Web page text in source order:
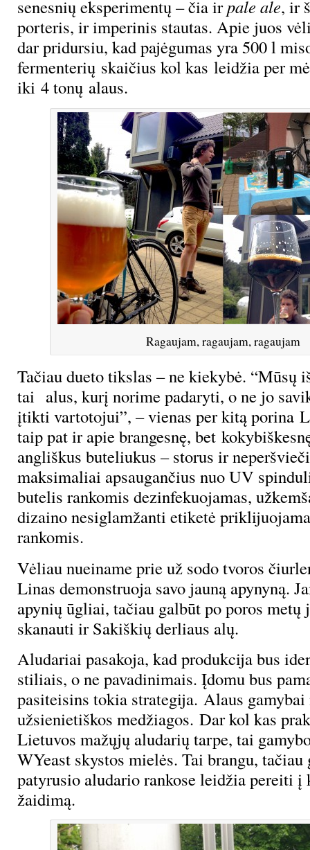
senesnių eksperimentų – čia irpale ale, ir
porteris, ir imperinis stautas. Apie juos
dar pridursiu, kad pajėgumas yra 500 l
fermenterių skaičius kol kas leidžia per
iki 4 tonų alaus.
Ragaujam, ragaujam, ragaujam
Tačiau dueto tikslas – ne kiekybė. “Mūsų
tai alus, kurį norime padaryti, o ne jo
įtikti vartotojui”, – vienas per kitą porina
taip pat ir apie brangesnę, bet
angliškus buteliukus – storus ir
maksimaliai apsaugančius nuo UV
butelis rankomis dezinfekuojamas,
dizaino nesiglamžanti etiketė
rankomis.
Vėliau nueiname prie už sodo tvoros
Linas demonstruoja savo jauną apynyną.
apynių ūgliai, tačiau galbūt po poros metų
skanauti ir Sakiškių derliaus alų.
Aludariai pasakoja, kad produkcija bus
stiliais, o ne pavadinimais. Įdomu bus
pasiteisins tokia strategija. Alaus gamybai
užsienietiškos medžiagos. Dar kol kas
Lietuvos mažųjų aludarių tarpe, tai
WYeast skystos mielės. Tai brangu, tačiau
patyrusio aludario rankose leidžia pereiti
žaidimą.